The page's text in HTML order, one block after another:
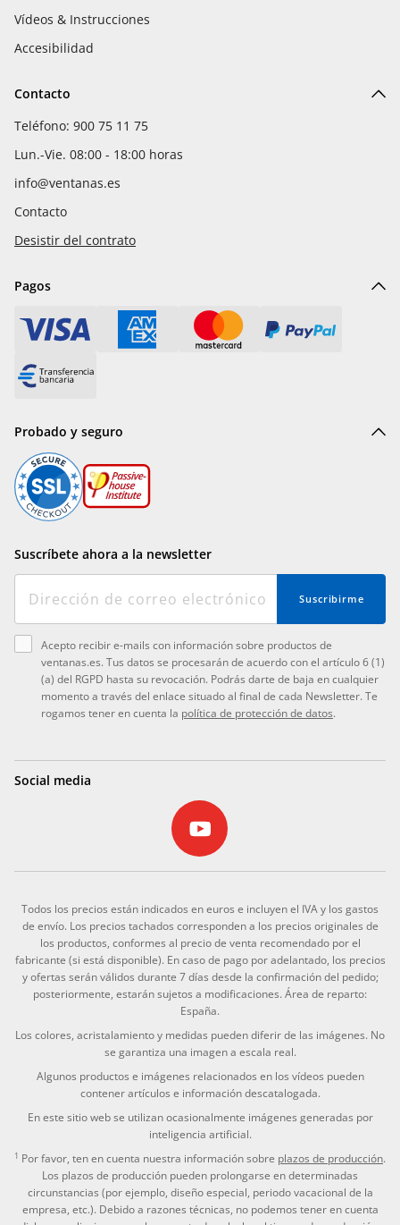
Vídeos & Instrucciones
Accesibilidad
Contacto
Teléfono: 900 75 11 75
Lun.-Vie. 08:00 - 18:00 horas
info@ventanas.es
Contacto
Desistir del contrato
Pagos
Probado y seguro
Suscríbete ahora a la newsletter
Suscribirme
Acepto recibir e-mails con información sobre productos de
ventanas.es. Tus datos se procesarán de acuerdo con el artículo 6 (1)
(a) del RGPD hasta su revocación. Podrás darte de baja en cualquier
momento a través del enlace situado al final de cada Newsletter. Te
rogamos tener en cuenta la política de protección de datos.
Social media
Todos los precios están indicados en euros e incluyen el IVA y los gastos
de envío. Los precios tachados corresponden a los precios originales de
los productos, conformes al precio de venta recomendado por el
fabricante (si está disponible). En caso de pago por adelantado, los precios
y ofertas serán válidos durante 7 días desde la confirmación del pedido;
posteriormente, estarán sujetos a modificaciones. Área de reparto:
España.
Los colores, acristalamiento y medidas pueden diferir de las imágenes. No
se garantiza una imagen a escala real.
Algunos productos e imágenes relacionados en los vídeos pueden
contener artículos e información descatalogada.
En este sitio web se utilizan ocasionalmente imágenes generadas por
inteligencia artificial.
1 Por favor, ten en cuenta nuestra información sobre plazos de producción.
Los plazos de producción pueden prolongarse en determinadas
circunstancias (por ejemplo, diseño especial, periodo vacacional de la
empresa, etc.). Debido a razones técnicas, no podemos tener en cuenta